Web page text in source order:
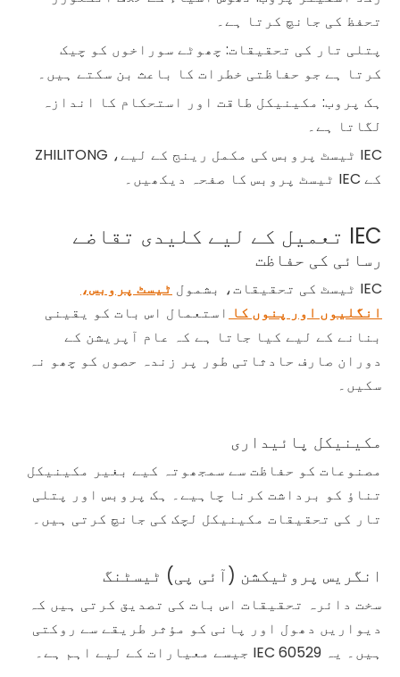
تحفظ کی جانچ کرتا ہے۔
پتلی تار کی تحقیقات: چھوٹے سوراخوں کو چیک
کرتا ہے جو حفاظتی خطرات کا باعث بن سکتے ہیں۔
ہک پروب: مکینیکل طاقت اور استحکام کا اندازہ
لگاتا ہے۔
IEC ٹیسٹ پروبس کی مکمل رینج کے لیے، ZHILITONG
کے IEC ٹیسٹ پروبس کا صفحہ دیکھیں۔
IEC تعمیل کے لیے کلیدی تقاضے
رسائی کی حفاظت
IEC ٹیسٹ کی تحقیقات، بشمول
ٹیسٹ پروبس،
انگلیوں اور پنوں کا استعمال اس بات کو یقینی
بنانے کے لیے کیا جاتا ہے کہ عام آپریشن کے
دوران صارف حادثاتی طور پر زندہ حصوں کو چھو نہ
سکیں۔
مکینیکل پائیداری
مصنوعات کو حفاظت سے سمجھوتہ کیے بغیر مکینیکل
تناؤ کو برداشت کرنا چاہیے۔ ہک پروبس اور پتلی
تار کی تحقیقات مکینیکل لچک کی جانچ کرتی ہیں۔
انگریس پروٹیکشن (آئی پی) ٹیسٹنگ
سخت دائرہ تحقیقات اس بات کی تصدیق کرتی ہیں کہ
دیواریں دھول اور پانی کو مؤثر طریقے سے روکتی
ہیں۔ یہ IEC 60529 جیسے معیارات کے لیے اہم ہے۔